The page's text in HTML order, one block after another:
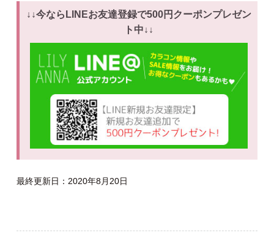
↓↓今ならLINEお友達登録で500円クーポンプレゼン
ト中↓↓
最終更新日：2020年8月20日